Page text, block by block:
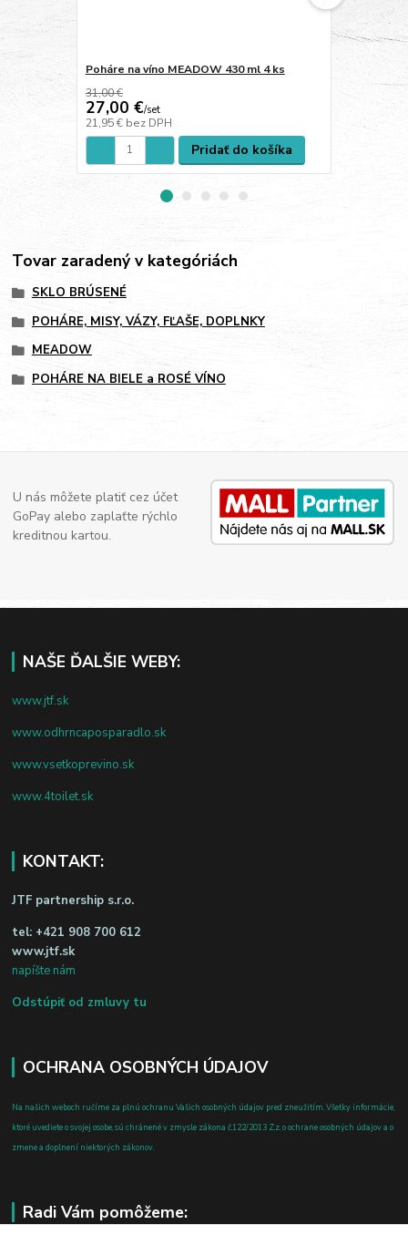
Poháre na víno MEADOW 430 ml 4 ks
31,00 €
27,00 €/set
21,95 € bez DPH
Pridať do košíka
ml 2 ks +
25,00 €
20,33 €
Tovar zaradený v kategóriách
SKLO BRÚSENÉ
POHÁRE, MISY, VÁZY, FĽAŠE, DOPLNKY
MEADOW
POHÁRE NA BIELE a ROSÉ VÍNO
U nás môžete platiť cez účet
GoPay alebo zaplaťte rýchlo
kreditnou kartou.
NAŠE ĎALŠIE WEBY:
www.jtf.sk
www.odhrncaposparadlo.sk
www.vsetkoprevino.sk
www.4toilet.sk
KONTAKT:
JTF partnership s.r.o.
tel: +421 908 700 612
www.jtf.sk
napíšte nám
Odstúpiť od zmluvy tu
OCHRANA OSOBNÝCH ÚDAJOV
Na našich weboch ručíme za plnú ochranu Vašich osobných údajov pred zneužitím. Všetky informácie,
ktoré uvediete o svojej osobe, sú chránené v zmysle zákona č.122/2013 Z.z. o ochrane osobných údajov a o
zmene a doplnení niektorých zákonov.
Radi Vám pomôžeme: